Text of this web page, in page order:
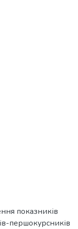
показників
першокурсників